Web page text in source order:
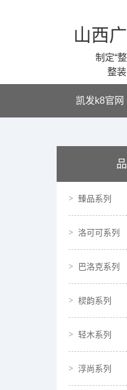
山西
制定“
整装
凯发k8官网
臻品系列
洛可可系列
巴洛克系列
棂韵系列
轻木系列
淳尚系列